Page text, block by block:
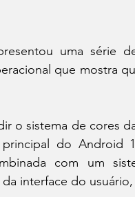
uma série
que mostra
o sistema de cores
do Android
com um
interface do